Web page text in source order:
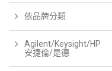
依品牌分類
Agilent/Keysight/HP
安捷倫/是德